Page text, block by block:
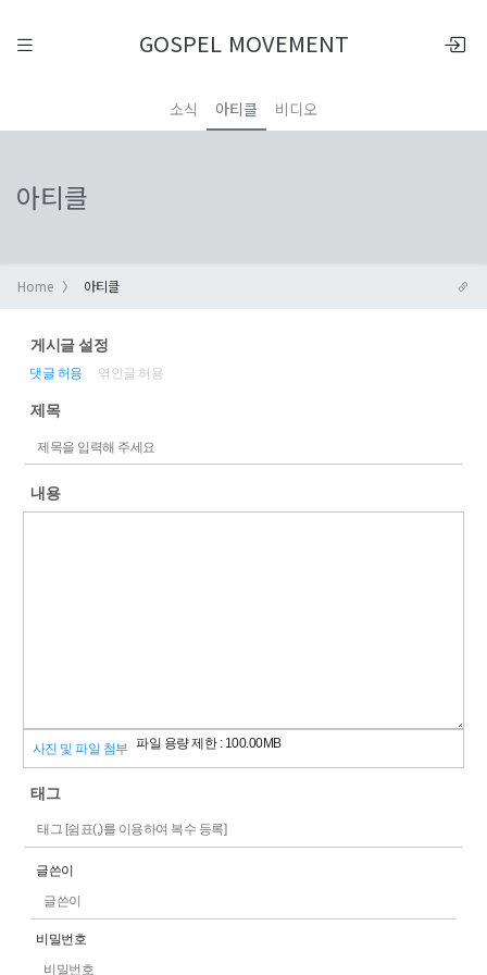
GOSPEL MOVEMENT
소식 아티클 비디오
아티클
Home 아티클
게시글 설정
댓글 허용 엮인글 허용
제목
내용
사진 및 파일 첨부 파일 용량 제한 : 100.00MB
태그
글쓴이
비밀번호